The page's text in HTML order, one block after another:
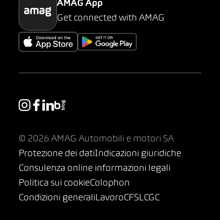
AMAG App
Get connected with AMAG
© 2026 AMAG Automobili e motori SA
Protezione dei datiIndicazioni giuridiche
Consulenza online informazioni legali
Politica sui cookieColophon
Condizioni generaliLavoroCFSLCGC